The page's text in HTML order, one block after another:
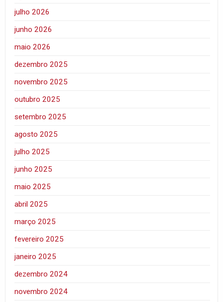
julho 2026
junho 2026
maio 2026
dezembro 2025
novembro 2025
outubro 2025
setembro 2025
agosto 2025
julho 2025
junho 2025
maio 2025
abril 2025
março 2025
fevereiro 2025
janeiro 2025
dezembro 2024
novembro 2024